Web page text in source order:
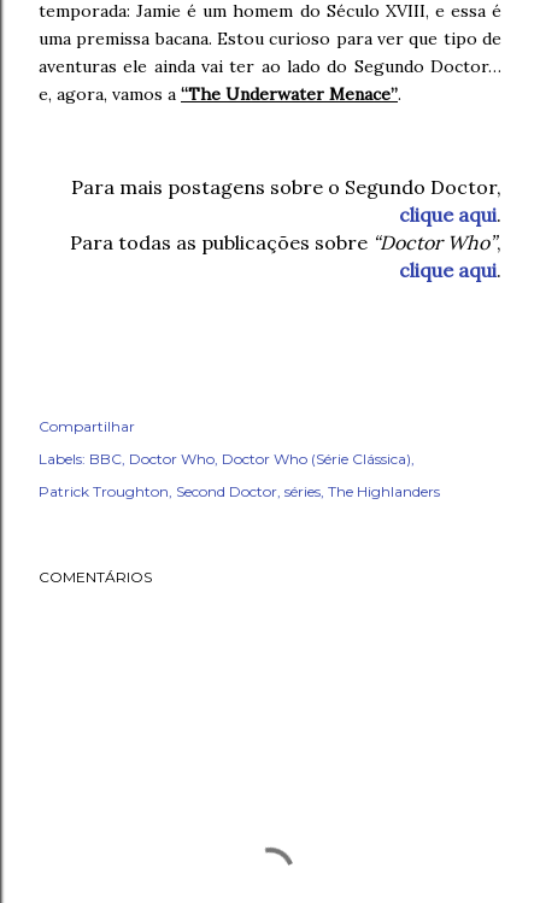
temporada: Jamie é um homem do Século XVIII, e essa é
uma premissa bacana. Estou curioso para ver que tipo de
aventuras ele ainda vai ter ao lado do Segundo Doctor…
e, agora, vamos a “The Underwater Menace”.
Para mais postagens sobre o Segundo Doctor,
clique aqui.
Para todas as publicações sobre “Doctor Who”,
clique aqui.
Compartilhar
Labels: BBC Doctor Who Doctor Who (Série Clássica)
Patrick Troughton Second Doctor séries The Highlanders
COMENTÁRIOS